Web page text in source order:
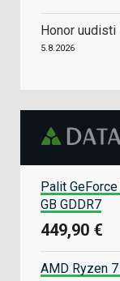
Honor uudisti
5.8.2026
Palit
GB GDDR7
449,90 €
AMD Ryzen